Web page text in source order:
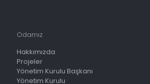
Odamız
Hakkımızda
Projeler
Yönetim Kurulu Başkanı
Yönetim Kurulu